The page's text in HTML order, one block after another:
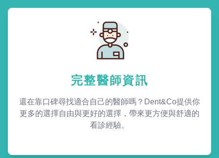
完整醫師資訊
還在靠口碑尋找適合自己的醫師嗎？Dent&Co提供你
更多的選擇自由與更好的選擇，帶來更方便與舒適的
看診經驗。